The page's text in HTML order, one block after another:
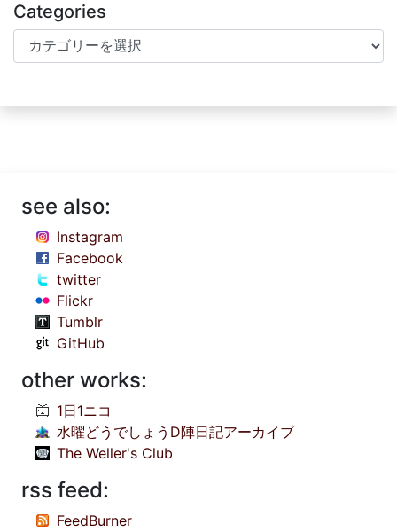
Categories
Categories
see also:
Instagram
Facebook
twitter
Flickr
Tumblr
GitHub
other works:
1日1ニコ
水曜どうでしょうD陣日記アーカイブ
The Weller's Club
rss feed:
FeedBurner